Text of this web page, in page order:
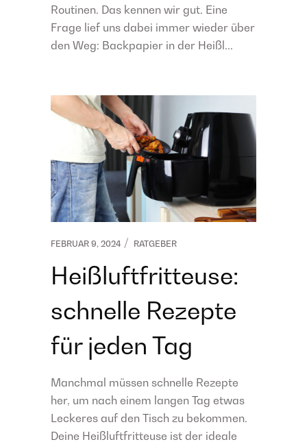
Routinen. Das kennen wir gut. Eine
Frage lief uns dabei immer wieder über
den Weg: Backpapier in der Heißl...
FEBRUAR 9, 2024 RATGEBER
Heißluftfritteuse:
schnelle Rezepte
für jeden Tag
Manchmal müssen schnelle Rezepte
her, um nach einem langen Tag etwas
Leckeres auf den Tisch zu bekommen.
Deine Heißluftfritteuse ist der ideale